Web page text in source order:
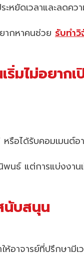
หยัดเวลาและลดค
ากหาคนช่วย รับทำวิ
ริ่มไม่อยาก
อได้รับคอมเมนต์อ
พนธ์ แต่การแบ่งงา
นับสนุน
อาจารย์ที่ปรึกษามี